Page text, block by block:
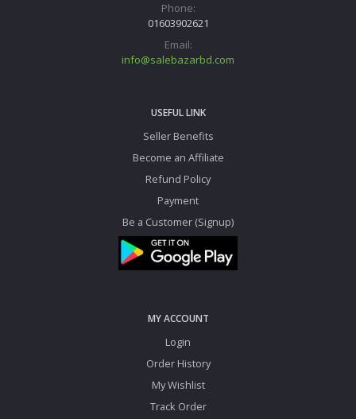
Phone:
01603902621
Email:
info@salebazarbd.com
USEFUL LINK
Seller Benefits
Become an Affiliate
Refund Policy
Payment
Be a Customer (Signup)
MY ACCOUNT
Login
Order History
My Wishlist
Track Order